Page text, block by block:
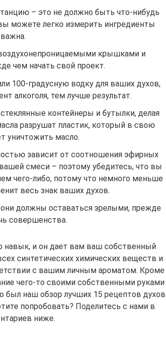
– это не должно быть что-нибудь
можете легко измерить ингредиенты
важна.
крышками и
чем начать свой проект.
100-градусную водку для ваших духов,
алкоголя, тем лучше результат.
контейнеры и бутылки, делая
разрушат пластик, который в свою
уничтожить масло.
зависит от соотношения эфирных
смеси – поэтому убедитесь, что вы
чего-либо, потому что немного меньше
весь знак ваших духов.
должны оставаться зрелыми, прежде
совершенства.
навык, и он дает вам ваш собственный
синтетических химических веществ и
с вашим личным ароматом. Кроме
чего-то своими собственными руками
был наш обзор лучших 15 рецептов духов
попробовать? Поделитесь с нами в
ниже.